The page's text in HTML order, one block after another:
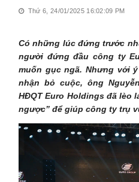
Thứ 6, 24/01/2025 16:02:09 PM
Có những lúc đứng trước
người đứng đầu công ty
muốn gục ngã. Nhưng với
nhận bỏ cuộc, ông
HĐQT Euro Holdings đã lèo
ngược” để giúp công ty trụ